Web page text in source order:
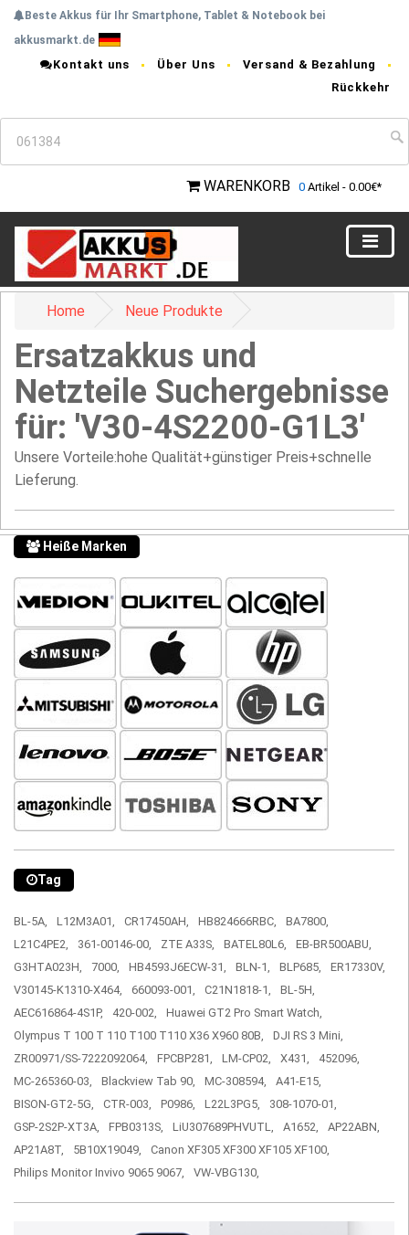
Beste Akkus für Ihr Smartphone, Tablet & Notebook bei
akkusmarkt.de
Kontakt uns Über Uns
Versand & Bezahlung
Rückkehr
WARENKORB 0 Artikel - 0.00€*
Home Neue Produkte
Ersatzakkus und
Netzteile Suchergebnisse
für: 'V30-4S2200-G1L3'
Unsere Vorteile:hohe Qualität+günstiger Preis+schnelle
Lieferung.
Heiße Marken
Tag
BL-5A, L12M3A01, CR17450AH, HB824666RBC,
BA7800,
L21C4PE2,
361-00146-00, ZTE A33S, BATEL80L6,
EB-BR500ABU,
G3HTA023H,
7000, HB4593J6ECW-31, BLN-1, BLP685,
ER17330V,
V30145-K1310-X464,
660093-001, C21N1818-1,
BL-5H,
AEC616864-4S1P,
420-002,
Huawei GT2 Pro Smart Watch,
Olympus T 100 T 110 T100 T110 X36 X960 80B,
DJI RS 3 Mini,
ZR00971/SS-7222092064,
FPCBP281, LM-CP02, X431,
452096,
MC-265360-03,
Blackview Tab 90, MC-308594,
A41-E15,
BISON-GT2-5G,
CTR-003, P0986, L22L3PG5,
308-1070-01,
GSP-2S2P-XT3A,
FPB0313S, LiU307689PHVUTL, A1652,
AP22ABN,
AP21A8T,
5B10X19049,
Canon XF305 XF300 XF105 XF100,
Philips Monitor Invivo 9065 9067,
VW-VBG130,